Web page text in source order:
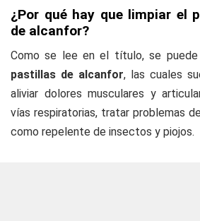
¿Por qué hay que limpiar el
de alcanfor?
Como se lee en el título, se puede
pastillas de alcanfor, las cuales
aliviar dolores musculares y
vías respiratorias, tratar problemas
como repelente de insectos y piojos.